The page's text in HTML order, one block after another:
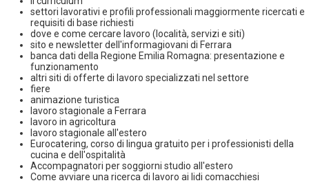
settori lavorativi e profili professionali maggiormente ricercati e
requisiti di base richiesti
dove e come cercare lavoro (località, servizi e siti)
sito e newsletter dell'informagiovani di Ferrara
banca dati della Regione Emilia Romagna: presentazione e
funzionamento
altri siti di offerte di lavoro specializzati nel settore
fiere
animazione turistica
lavoro stagionale a Ferrara
lavoro in agricoltura
lavoro stagionale all'estero
Eurocatering, corso di lingua gratuito per i professionisti della
cucina e dell'ospitalità
Accompagnatori per soggiorni studio all'estero
Come avviare una ricerca di lavoro ai lidi comacchiesi